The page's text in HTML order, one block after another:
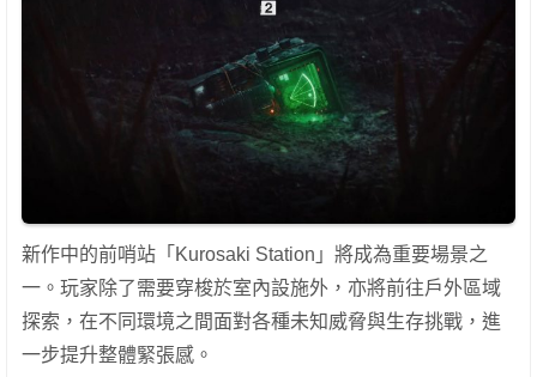
新作中的前哨站「Kurosaki Station」將成為重要場景之
一。玩家除了需要穿梭於室內設施外，亦將前往戶外區域
探索，在不同環境之間面對各種未知威脅與生存挑戰，進
一步提升整體緊張感。